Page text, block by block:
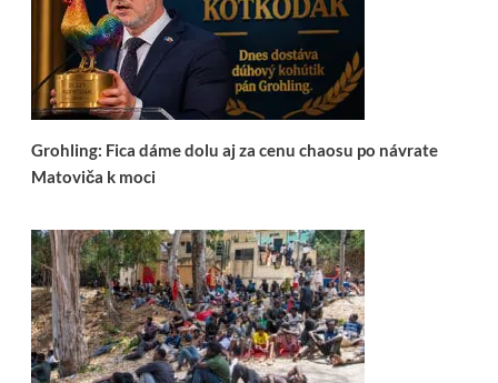
Grohling: Fica dáme dolu aj za cenu chaosu po návrate
Matoviča k moci